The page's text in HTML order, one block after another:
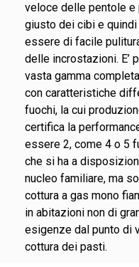
veloce delle pentole e
giusto dei cibi e
essere di facile
delle incrostazioni. E’
vasta gamma
con caratteristiche
fuochi, la cui
certifica la
essere 2, come 4 o 5
che si ha a
nucleo familiare, ma
cottura a gas mono
in abitazioni non di
esigenze dal punto di
cottura dei pasti.